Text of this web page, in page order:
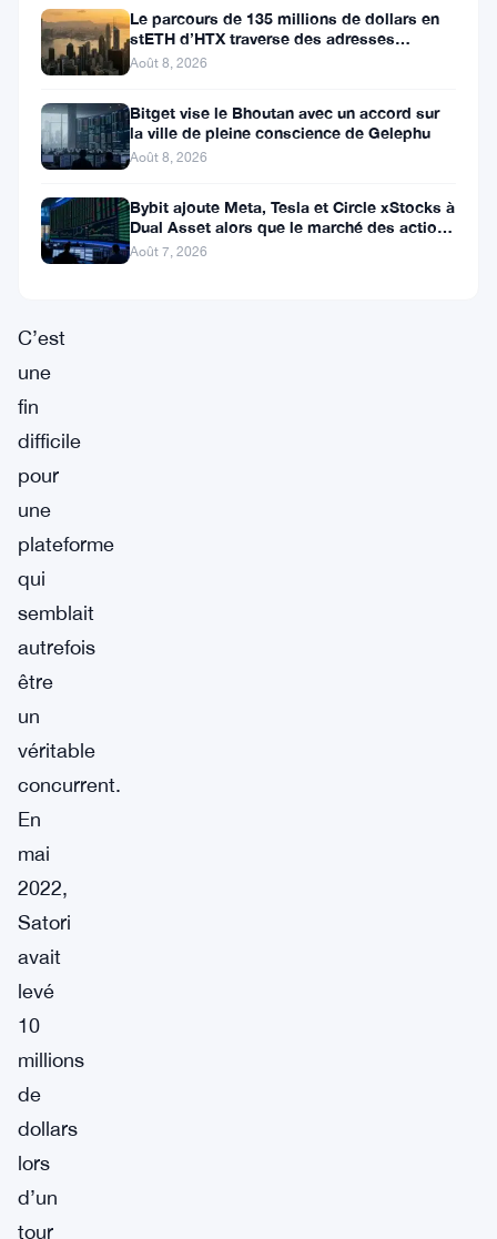
pas
beaucoup
communiqué
sur
suite
des
C’est
une
fin
difficile
pour
une
plateforme
qui
semblait
autrefois
être
un
véritable
concurrent.
En
mai
2022,
Satori
avait
levé
10
millions
de
dollars
lors
d’un
tour
Le parcours de 135 millions de dollars en
stETH d’HTX traverse des adresses
Poloniex
Août 8, 2026
Bitget vise le Bhoutan avec un accord sur
la ville de pleine conscience de Gelephu
Août 8, 2026
Bybit ajoute Meta, Tesla et Circle xStocks à
Dual Asset alors que le marché des actions
tokenisées atteint
Août 7, 2026